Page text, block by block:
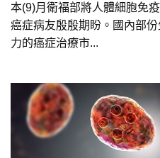
本(9)月衛福部將人體細胞免
癌症病友殷殷期盼。國內部
力的癌症治療市...